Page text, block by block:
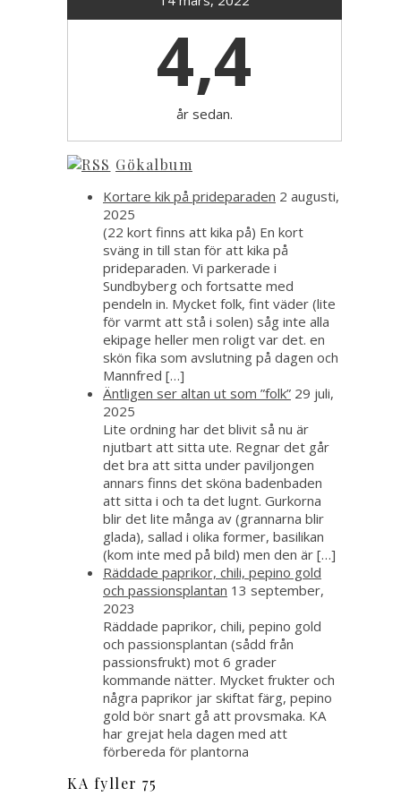
4,4
år sedan.
Gökalbum
Kortare kik på prideparaden 2 augusti,
2025
(22 kort finns att kika på) En kort
sväng in till stan för att kika på
prideparaden. Vi parkerade i
Sundbyberg och fortsatte med
pendeln in. Mycket folk, fint väder (lite
för varmt att stå i solen) såg inte alla
ekipage heller men roligt var det. en
skön fika som avslutning på dagen och
Mannfred […]
Äntligen ser altan ut som ”folk” 29 juli,
2025
Lite ordning har det blivit så nu är
njutbart att sitta ute. Regnar det går
det bra att sitta under paviljongen
annars finns det sköna badenbaden
att sitta i och ta det lugnt. Gurkorna
blir det lite många av (grannarna blir
glada), sallad i olika former, basilikan
(kom inte med på bild) men den är […]
Räddade paprikor, chili, pepino gold
och passionsplantan 13 september,
2023
Räddade paprikor, chili, pepino gold
och passionsplantan (sådd från
passionsfrukt) mot 6 grader
kommande nätter. Mycket frukter och
några paprikor jar skiftat färg, pepino
gold bör snart gå att provsmaka. KA
har grejat hela dagen med att
förbereda för plantorna
KA fyller 75